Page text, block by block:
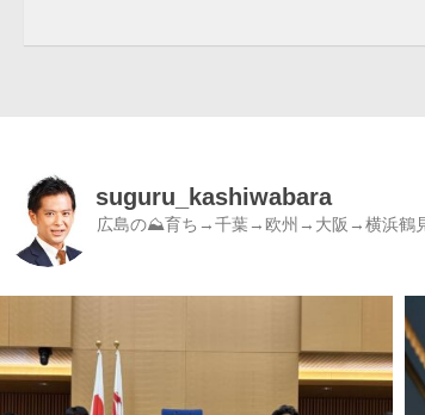
suguru_kashiwabara
広島の⛰育ち→千葉→欧州→大阪→横浜鶴